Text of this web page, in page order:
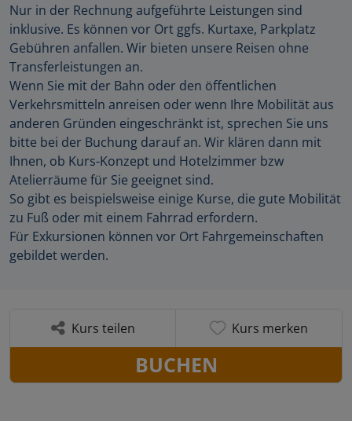
Nur in der Rechnung aufgeführte Leistungen sind
inklusive. Es können vor Ort ggfs. Kurtaxe, Parkplatz
Gebühren anfallen. Wir bieten unsere Reisen ohne
Transferleistungen an.
Wenn Sie mit der Bahn oder den öffentlichen
Verkehrsmitteln anreisen oder wenn Ihre Mobilität aus
anderen Gründen eingeschränkt ist, sprechen Sie uns
bitte bei der Buchung darauf an. Wir klären dann mit
Ihnen, ob Kurs-Konzept und Hotelzimmer bzw
Atelierräume für Sie geeignet sind.
So gibt es beispielsweise einige Kurse, die gute Mobilität
zu Fuß oder mit einem Fahrrad erfordern.
Für Exkursionen können vor Ort Fahrgemeinschaften
gebildet werden.
Kurs teilen Kurs merken
BUCHEN